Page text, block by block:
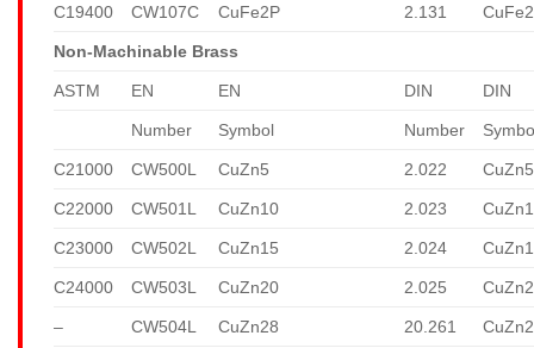
C19400 CW107C CuFe2P 2.131
Non-Machinable Brass
ASTM EN EN DIN DIN
Number Symbol Number
C21000 CW500L CuZn5 2.022 CuZn5
C22000 CW501L CuZn10 2.023
C23000 CW502L CuZn15 2.024
C24000 CW503L CuZn20 2.025
– CW504L CuZn28 20.261